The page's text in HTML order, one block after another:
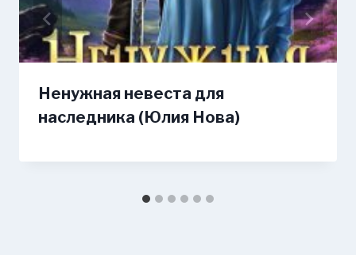
Ненужная невеста для
наследника (Юлия Нова)